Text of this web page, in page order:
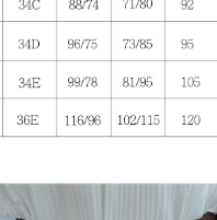
料處理事宜，請瀏覽以下網址：
用者請事先徵得法定代理人或監護
之上限額度；若仍有額度不足之情
冊多個帳號或使用他人資訊註冊。
有限公司將有權停止該用戶之使用額